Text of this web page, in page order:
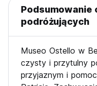
do użytku, więc weź ze
Należy pamiętać, że
Nie możemy się
translated from original
Podsumowanie
podróżujących
Museo Ostello w
czysty i przytulny
przyjaznym i